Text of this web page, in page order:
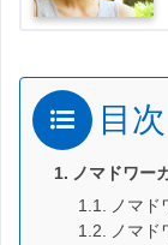
目次
ノマドワー
ノマ
ノマ